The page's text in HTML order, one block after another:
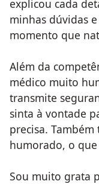
explicou cada
minhas dúvidas
momento que
Além da
médico muito
transmite
sinta à vontade
precisa.
humorado, o
Sou muito grata